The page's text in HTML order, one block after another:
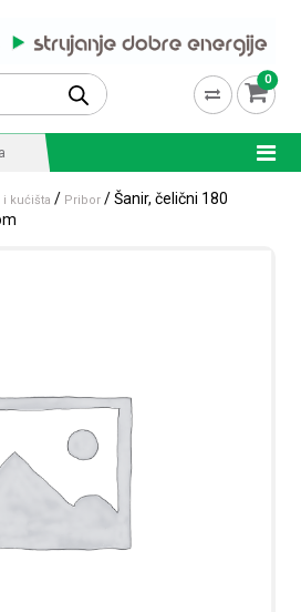
0
i kućišta / Pribor / Šanir, čelični 180